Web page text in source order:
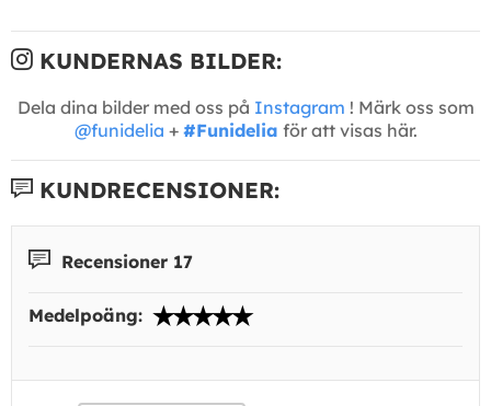
KUNDERNAS BILDER:
Dela dina bilder med oss på Instagram ! Märk oss som
@funidelia + #Funidelia för att visas här.
KUNDRECENSIONER:
Recensioner 17
Medelpoäng: